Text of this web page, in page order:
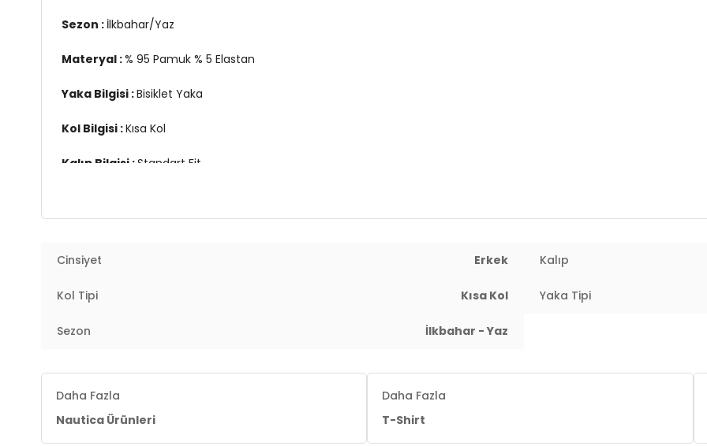
Sezon : İlkbahar/Yaz
Materyal :% 95 Pamuk % 5 Elastan
Yaka Bilgisi :Bisiklet Yaka
Kol Bilgisi :Kısa Kol
Kalıp Bilgisi :Standart Fit
3DE1V35014T41H.12
Cinsiyet Erkek Kalıp
Kol Tipi Kısa Kol Yaka Tipi
Sezon İlkbahar - Yaz
Daha Fazla
Nautica Ürünleri
Daha Fazla
T-Shirt